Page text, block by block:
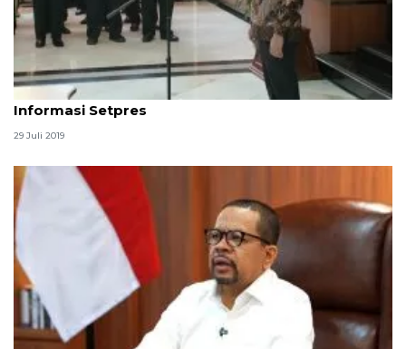
Mensesneg lantik Kepala Biro Pers Media dan
Informasi Setpres
29 Juli 2019